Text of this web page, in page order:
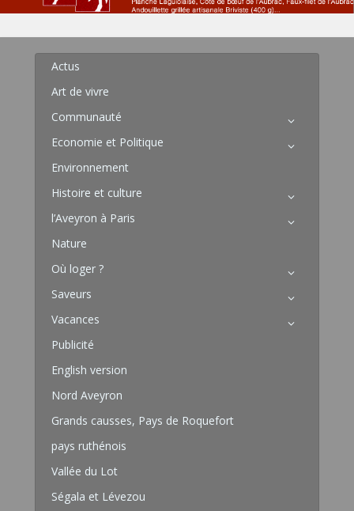
Actus
Art de vivre
Communauté
Economie et Politique
Environnement
Histoire et culture
l’Aveyron à Paris
Nature
Où loger ?
Saveurs
Vacances
Publicité
English version
Nord Aveyron
Grands causses, Pays de Roquefort
pays ruthénois
Vallée du Lot
Ségala et Lévezou